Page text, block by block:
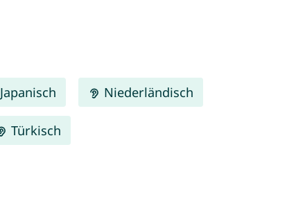
Japanisch Niederländisch
Türkisch